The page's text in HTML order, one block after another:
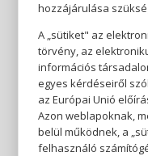
hozzájárulása
A „sütiket" az
törvény, az
információs
egyes kérdéseiről
az Európai Unió
Azon weblapoknak,
belül működnek, a
felhasználó